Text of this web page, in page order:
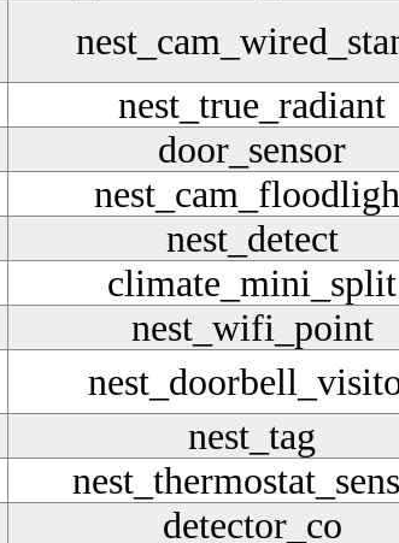
nest_true_radiant
door_sensor
nest_detect
climate_mini_split
nest_wifi_point
nest_tag
detector_co